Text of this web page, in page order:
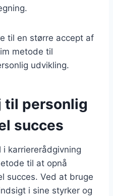
til en større accept af
metode til
udvikling.
til personlig
succes
karriererådgivning
til at opnå
succes. Ved at bruge
i sine styrker og